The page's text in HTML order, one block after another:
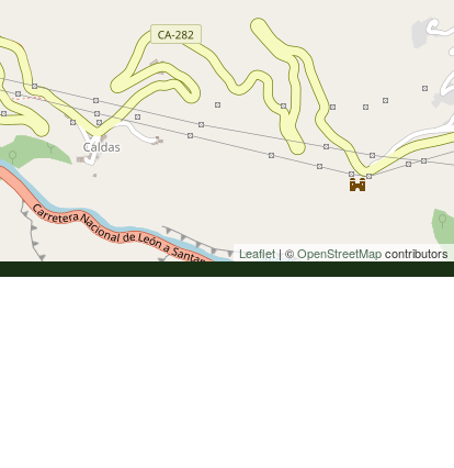
Leaflet| ©OpenStreetMapcontributors